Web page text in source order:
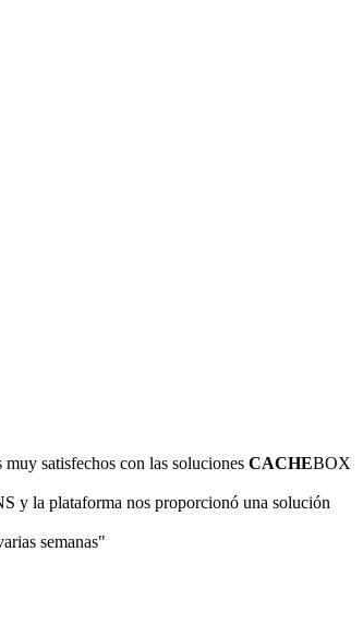
satisfechos con las soluciones CACHEBOX
y la plataforma nos proporcionó una solución
semanas"